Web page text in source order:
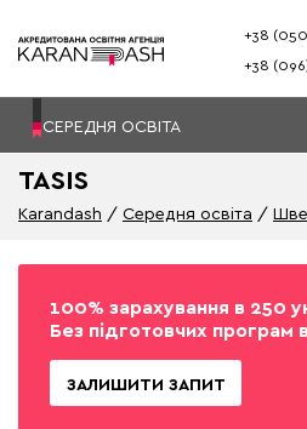
+38
+38
СЕРЕДНЯ ОСВІТА
TASIS
Karandash Середня освіта
100% зарахування в 250
Без підготовчих програм в
ЗАЛИШИТИ ЗАПИТ